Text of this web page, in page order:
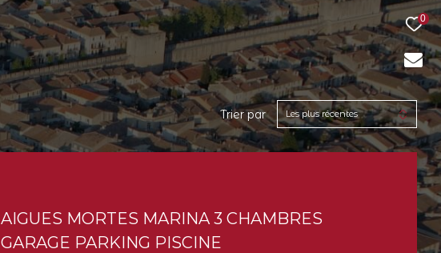
0
Trier par Les plus récentes
AIGUES MORTES MARINA 3 CHAMBRES
GARAGE PARKING PISCINE